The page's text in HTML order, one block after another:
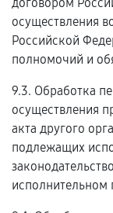
осуществления
Российской
полномочий и
9.3. Обработка
осуществления
акта другого
подлежащих
исполнительном